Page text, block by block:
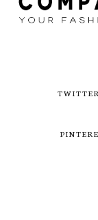
TWITTER